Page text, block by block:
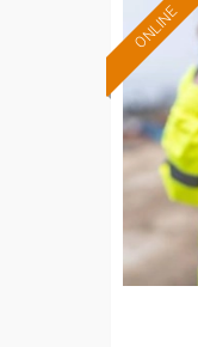
ONLINE